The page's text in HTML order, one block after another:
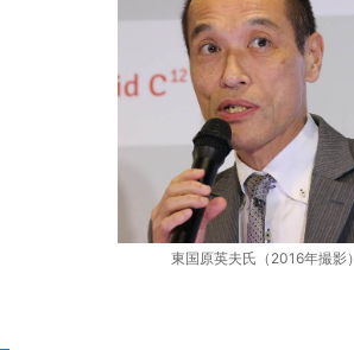
東国原英夫氏（2016年撮影）